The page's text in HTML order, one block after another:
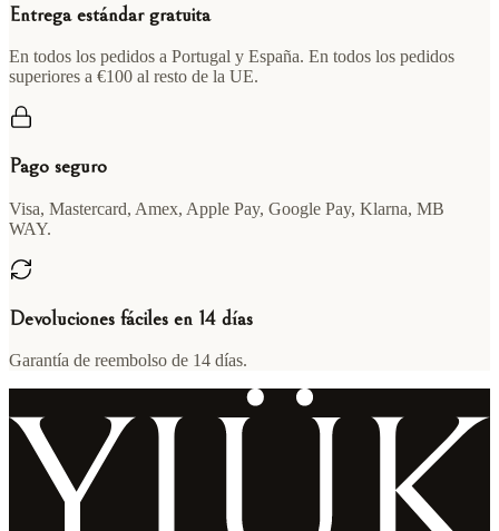
Entrega estándar gratuita
En todos los pedidos a Portugal y España. En todos los pedidos
superiores a €100 al resto de la UE.
Pago seguro
Visa, Mastercard, Amex, Apple Pay, Google Pay, Klarna, MB
WAY.
Devoluciones fáciles en 14 días
Garantía de reembolso de 14 días.